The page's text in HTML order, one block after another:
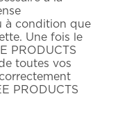
à condition que
Une fois le
PRODUCTS
toutes vos
PRODUCTS